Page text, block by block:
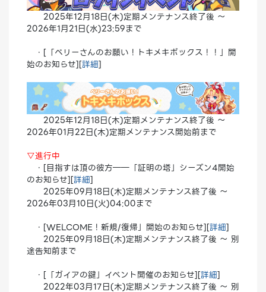
2025年12月18日(木)定期メンテナンス終了後 ～
2026年1月21日(水)23:59まで
・[「ベリーさんのお願い！トキメキボックス！！」開
始のお知らせ][詳細]
2025年12月18日(木)定期メンテナンス終了後 ～
2026年01月22日(木)定期メンテナンス開始前まで
▽進行中
・[目指すは頂の彼方――「証明の塔」シーズン4開始
のお知らせ][詳細]
2025年09月18日(木)定期メンテナンス終了後 ～
2026年03月10日(火)04:00まで
・[WELCOME！新規/復帰」開始のお知らせ][詳細]
2025年09月18日(木)定期メンテナンス終了後 ～ 別
途告知前まで
・[「ガイアの鍵」イベント開催のお知らせ][詳細]
2022年03月17日(木)定期メンテナンス終了後 ～ 別